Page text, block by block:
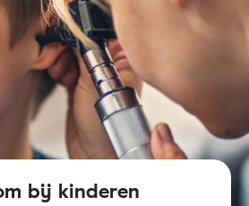
bij kinderen